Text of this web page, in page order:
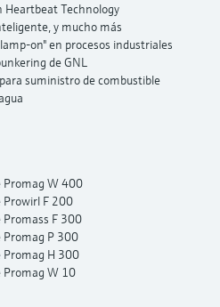
Technology
y mucho más
on" en procesos industriales
de GNL
suministro de combustible
W 400
F 200
F 300
P 300
H 300
W 10
Link